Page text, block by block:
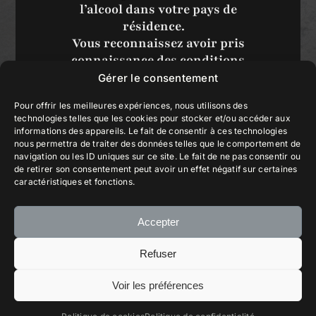
Gérer le consentement
Pour offrir les meilleures expériences, nous utilisons des
technologies telles que les cookies pour stocker et/ou accéder aux
informations des appareils. Le fait de consentir à ces technologies
nous permettra de traiter des données telles que le comportement de
navigation ou les ID uniques sur ce site. Le fait de ne pas consentir ou
de retirer son consentement peut avoir un effet négatif sur certaines
caractéristiques et fonctions.
Accepter
Refuser
Voir les préférences
Allocations / Ambassadeurs
particulière à ce lieu.
Les « piedras tacitas » ont été reconnues et
resignifiées par distincts peuples originaires
du Chili qui aujourd’hui se mobilisent pour
ces objets sacrés enracinés dans le territoire,
English
© 2025 Piedra Sagrada
l’alcool dans votre pays de
résidence.
Vous reconnaissez avoir pris
connaissance des conditions
d’utilisation du site et déclarez les
Oui, entrez